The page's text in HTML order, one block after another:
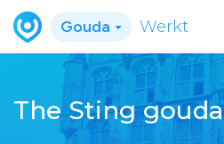
Gouda Werkt
The Sting gouda